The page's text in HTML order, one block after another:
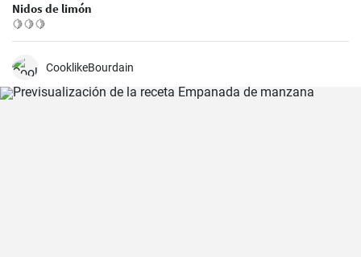
Nidos de limón
🍋🍋🍋
CooklikeBourdain